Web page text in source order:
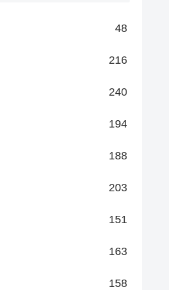
48
216
240
194
188
203
151
163
158